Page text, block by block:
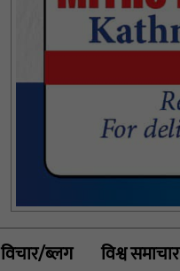
विचार/ब्लग विश्व समाचार